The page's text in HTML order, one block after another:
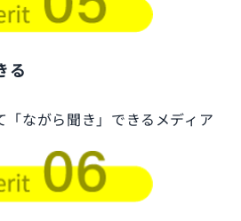
る
「ながら聞き」できるメディア